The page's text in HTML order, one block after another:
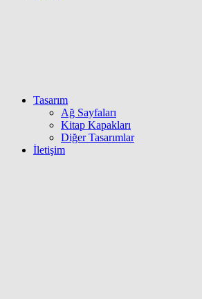
Tasarım
Ağ Sayfaları
Kitap Kapakları
Diğer Tasarımlar
İletişim